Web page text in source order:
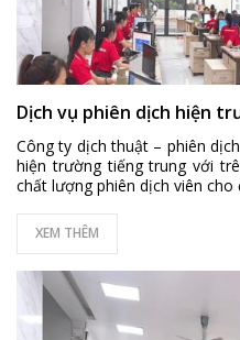
Dịch vụ phiên dịch hiện
Công ty dịch thuật – phiên
hiện trường tiếng trung với
chất lượng phiên dịch viên cho
XEM THÊM